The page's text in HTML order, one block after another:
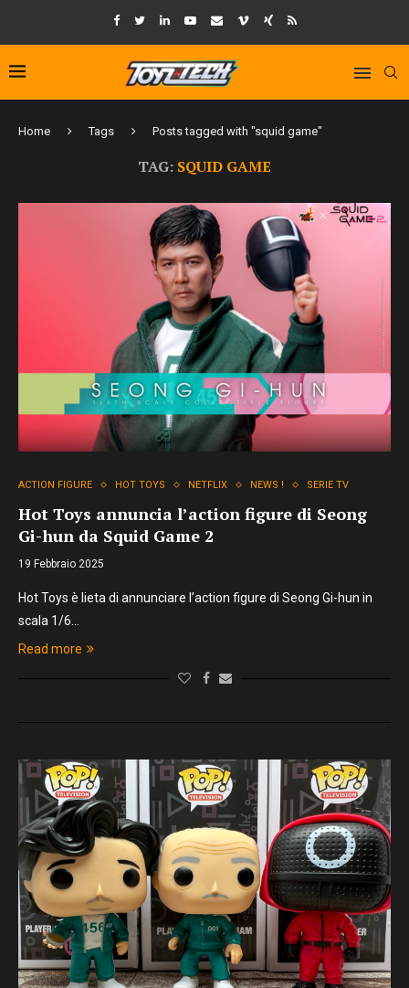
Home Tags Posts tagged with "squid game"
TAG: SQUID GAME
ACTION FIGURE HOT TOYS NETFLIX NEWS ! SERIE TV
Hot Toys annuncia l’action figure di Seong
Gi-hun da Squid Game 2
19 Febbraio 2025
Hot Toys è lieta di annunciare l’action figure di Seong Gi-hun in
scala 1/6…
Read more